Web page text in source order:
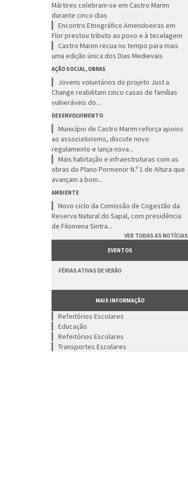
Mártires celebram-se em Castro Marim
durante cinco dias
Encontro Etnográfico Amendoeiras em
Flor prestou tributo ao povo e à tecelagem
Castro Marim recua no tempo para mais
uma edição única dos Dias Medievais
AÇÃO SOCIAL, OBRAS
Jovens voluntários do projeto Just a
Change reabilitam cinco casas de famílias
vulneráveis do...
DESENVOLVIMENTO
Município de Castro Marim reforça apoios
ao associativismo, discute novo
regulamento e lança nova...
Mais habitação e infraestruturas com as
obras do Plano Pormenor N.º 1 de Altura que
avançam a bom...
AMBIENTE
Novo ciclo da Comissão de Cogestão da
Reserva Natural do Sapal, com presidência
de Filomena Sintra...
VER TODAS AS NOTÍCIAS
EVENTOS
FÉRIAS ATIVAS DE VERÃO
MAIS INFORMAÇÃO
Refeitórios Escolares
Educação
Refeitórios Escolares
Transportes Escolares